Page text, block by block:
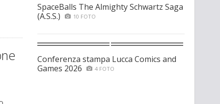
SpaceBalls The Almighty Schwartz Saga
(A.S.S.)
10 FOTO
Conferenza stampa Lucca Comics and
Games 2026
4 FOTO